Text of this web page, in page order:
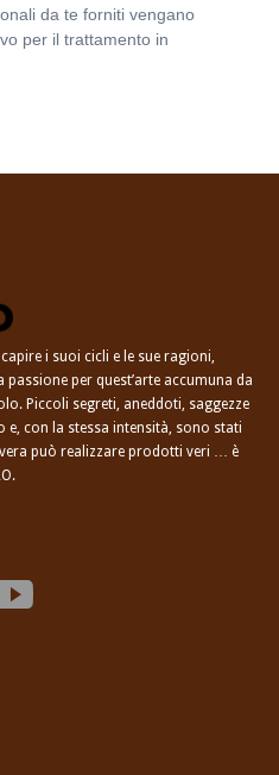
da te forniti vengano
per il trattamento in
i suoi cicli e le sue ragioni,
per quest’arte accumuna da
Piccoli segreti, aneddoti, saggezze
con la stessa intensità, sono stati
può realizzare prodotti veri … è